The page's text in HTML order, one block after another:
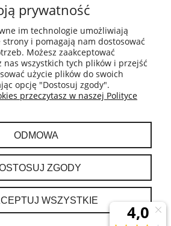
I DOSTAWA
I ZWROTY
KONTO
O NAS
prywatność
im technologie umożliwiają
strony i pomagają nam dostosować
Możesz zaakceptować
nas wszystkich tych plików i przejść
użycie plików do swoich
opcję "Dostosuj zgody".
przeczytasz w naszej Polityce
ODMOWA
ZGODY
WSZYSTKIE